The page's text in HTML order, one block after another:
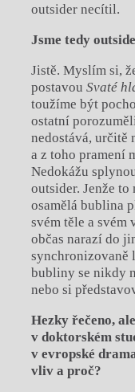
outsider necítil.
Jsme tedy
Jistě. Myslím si,
postavou Svaté
toužíme být
ostatní
nedostává, určitě
a z toho pramení
Nedokážu
outsider. Jenže
osamělá bublina
svém těle a svém
občas narazí do
synchronizovaně
bubliny se nikdy
nebo si
Hezky řečeno,
v doktorském
v evropské
vliv a proč?